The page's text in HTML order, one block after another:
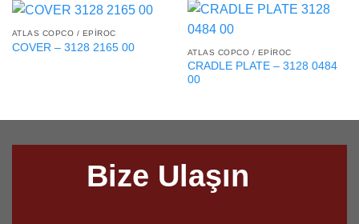
ATLAS COPCO / EPIROC
COVER – 3128 2165 00 ATLAS COPCO / EPIROC
CRADLE PLATE – 3128 0484
00
Bize Ulaşın